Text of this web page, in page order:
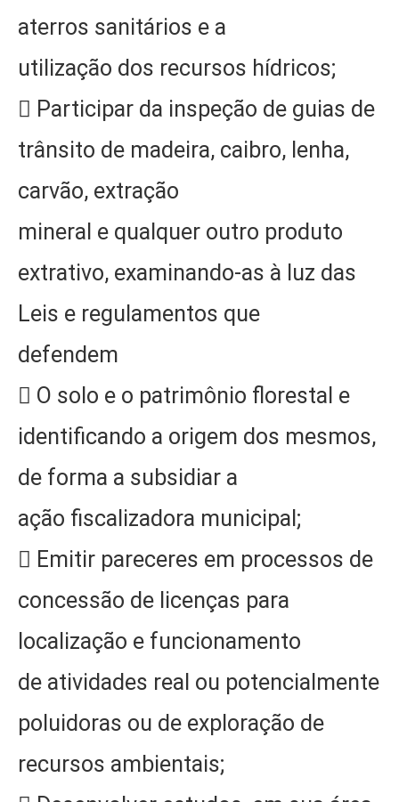
aterros sanitários e a
utilização dos recursos hídricos;
 Participar da inspeção de guias de
trânsito de madeira, caibro, lenha,
carvão, extração
mineral e qualquer outro produto
extrativo, examinando-as à luz das
Leis e regulamentos que
defendem
 O solo e o patrimônio florestal e
identificando a origem dos mesmos,
de forma a subsidiar a
ação fiscalizadora municipal;
 Emitir pareceres em processos de
concessão de licenças para
localização e funcionamento
de atividades real ou potencialmente
poluidoras ou de exploração de
recursos ambientais;